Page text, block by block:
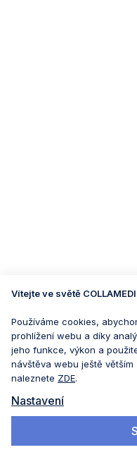
Vítejte ve světě
Používáme cookies,
prohlížení webu a díky
jeho funkce, výkon a
návštěva webu ještě
naleznete ZDE.
Nastavení